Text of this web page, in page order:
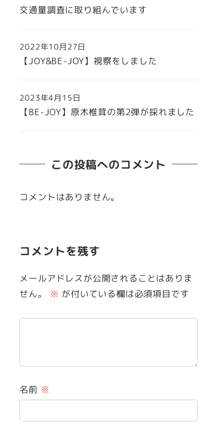
交通量調査に取り組んでいます
【JOY&BE-JOY】視察をしました
2022年10月27日
【BE-JOY】原木椎茸の第2弾が採れました
2023年4月15日
この投稿へのコメント
コメントはありません。
コメントを残す
メールアドレスが公開されることはありま
せん。
※ が付いている欄は必須項目です
名前 ※